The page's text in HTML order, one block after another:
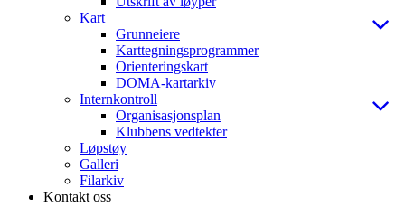
Kart
Grunneiere
Karttegningsprogrammer
Orienteringskart
DOMA-kartarkiv
Internkontroll
Organisasjonsplan
Klubbens vedtekter
Løpstøy
Galleri
Filarkiv
Kontakt oss